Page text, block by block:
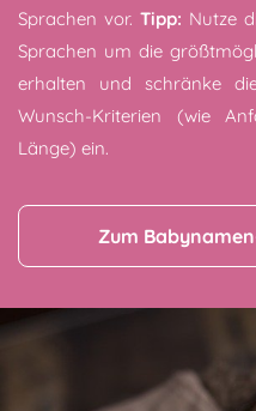
Sprachen vor. Tipp: Nutze
Sprachen um die
erhalten und schränke
Wunsch-Kriterien (wie
Länge) ein.
Zum